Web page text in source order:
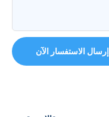
إرسال الاستفسار الآن